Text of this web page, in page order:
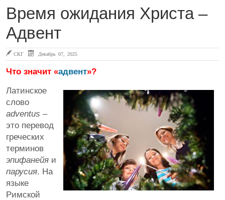
Время ожидания Христа –
Адвент
СКГ Декабрь 07, 2025
Что значит «адвент»?
Латинское
слово
adventus –
это перевод
греческих
терминов
эпифанейя и
парусия. На
языке
Римской